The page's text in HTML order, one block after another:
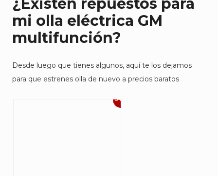
¿Existen repuestos para
mi olla eléctrica GM
multifunción?
Desde luego que tienes algunos, aquí te los dejamos
para que estrenes olla de nuevo a precios baratos
34%